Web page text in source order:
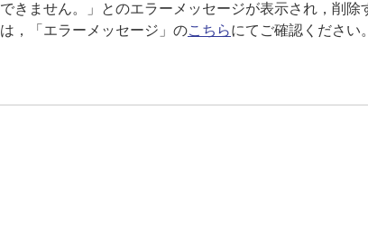
できません。」とのエラーメッセージが表示され，削
は，「エラーメッセージ」のこちらにてご確認ください。